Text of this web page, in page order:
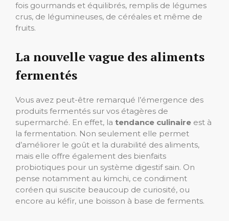
fois gourmands et équilibrés, remplis de légumes
crus, de légumineuses, de céréales et même de
fruits.
La nouvelle vague des aliments
fermentés
Vous avez peut-être remarqué l’émergence des
produits fermentés sur vos étagères de
supermarché. En effet, la tendance culinaire est à
la fermentation. Non seulement elle permet
d’améliorer le goût et la durabilité des aliments,
mais elle offre également des bienfaits
probiotiques pour un système digestif sain. On
pense notamment au kimchi, ce condiment
coréen qui suscite beaucoup de curiosité, ou
encore au kéfir, une boisson à base de ferments.